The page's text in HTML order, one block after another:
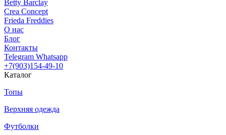
Betty Barclay
Crea Concept
Frieda Freddies
О нас
Блог
Контакты
Telegram Whatsapp
+7(903)154-49-10
Каталог
Топы
Верхняя одежда
Футболки